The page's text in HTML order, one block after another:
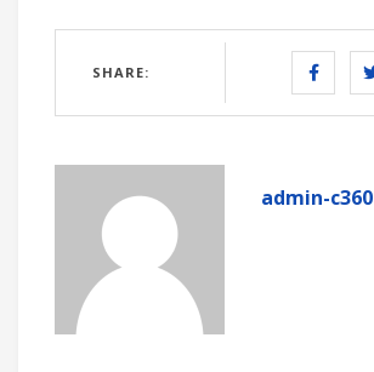
SHARE:
admin-c360